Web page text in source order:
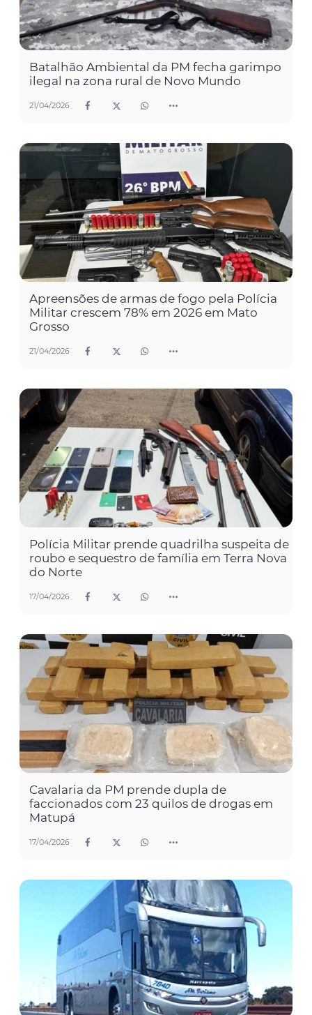
Batalhão Ambiental da PM fecha garimpo
ilegal na zona rural de Novo Mundo
21/04/2026
Apreensões de armas de fogo pela Polícia
Militar crescem 78% em 2026 em Mato
Grosso
21/04/2026
Polícia Militar prende quadrilha suspeita de
roubo e sequestro de família em Terra Nova
do Norte
17/04/2026
Cavalaria da PM prende dupla de
faccionados com 23 quilos de drogas em
Matupá
17/04/2026